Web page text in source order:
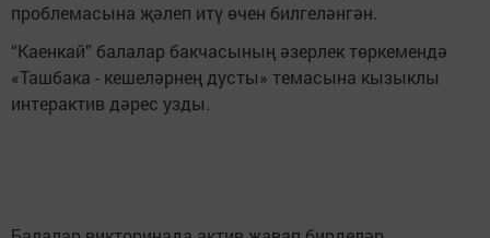
проблемасына җәлеп итү өчен билгеләнгән.
“Каенкай” балалар бакчасының әзерлек төркемендә
«Ташбака - кешеләрнең дусты» темасына кызыклы
интерактив дәрес узды.